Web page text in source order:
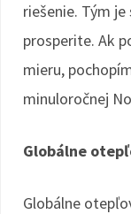
riešenie. Tým
prosperite. Ak
mieru,
minuloročnej
Globálne
Globálne